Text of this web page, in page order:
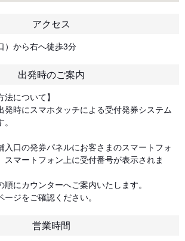
アクセス
）から右へ徒歩3分
出発時のご案内
法について】
発時にスマホタッチによる受付発券システム
入口の発券パネルにお客さまのスマートフォ
スマートフォン上に受付番号が表示されま
にカウンターへご案内いたします。
ジをご確認ください。
営業時間